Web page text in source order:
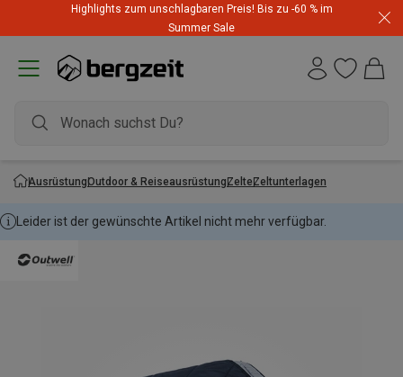
Highlights zum unschlagbaren Preis! Bis zu -60 % im
Summer Sale
AusrüstungOutdoor & ReiseausrüstungZelteZeltunterlagen
Leider ist der gewünschte Artikel nicht mehr verfügbar.